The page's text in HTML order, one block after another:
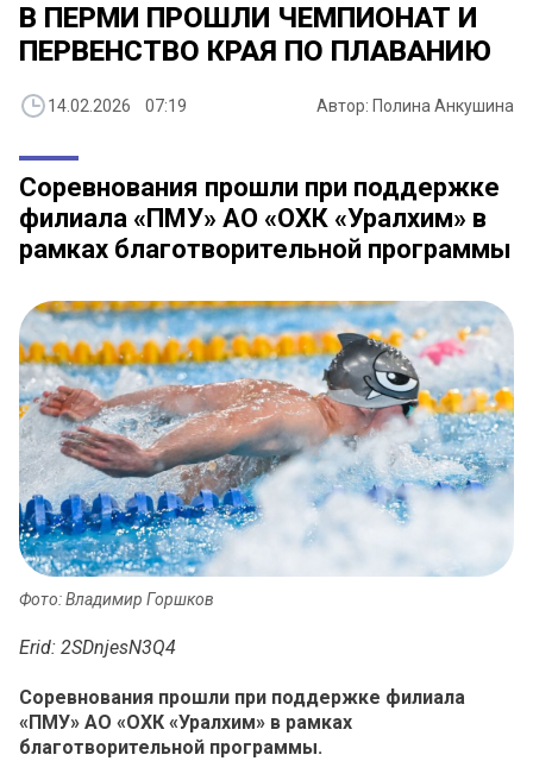
В ПЕРМИ ПРОШЛИ ЧЕМПИОНАТ И
ПЕРВЕНСТВО КРАЯ ПО ПЛАВАНИЮ
14.02.2026 07:19 Автор: Полина Анкушина
Соревнования прошли при поддержке
филиала «ПМУ» АО «ОХК «Уралхим» в
рамках благотворительной программы
Фото: Владимир Горшков
Erid: 2SDnjesN3Q4
Соревнования прошли при поддержке филиала
«ПМУ» АО «ОХК «Уралхим» в рамках
благотворительной программы.